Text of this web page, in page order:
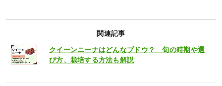
関連記事
クイーンニーナはどんなブドウ？ 旬の時期や選
び方、栽培する方法も解説